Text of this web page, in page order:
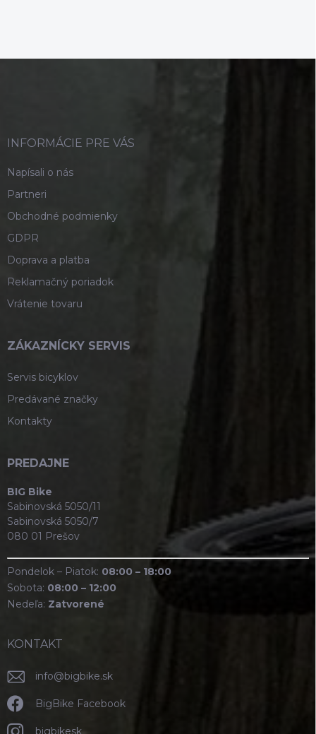
INFORMÁCIE PRE VÁS
Napísali o nás
Partneri
Obchodné podmienky
GDPR
Doprava a platba
Reklamačný poriadok
Vrátenie tovaru
ZÁKAZNÍCKY SERVIS
Servis bicyklov
Predávané značky
Kontakty
PREDAJNE
BIG Bike
Sabinovská 5050/11
Sabinovská 5050/7
080 01 Prešov
Pondelok – Piatok: 08:00 – 18:00
Sobota: 08:00 – 12:00
Nedeľa: Zatvorené
KONTAKT
info@bigbike.sk
BigBike Facebook